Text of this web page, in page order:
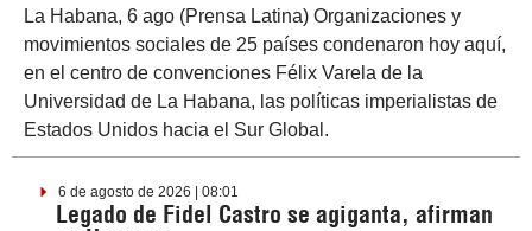
La Habana, 6 ago (Prensa Latina) Organizaciones y
movimientos sociales de 25 países condenaron hoy aquí,
en el centro de convenciones Félix Varela de la
Universidad de La Habana, las políticas imperialistas de
Estados Unidos hacia el Sur Global.
6 de agosto de 2026 | 08:01
Legado de Fidel Castro se agiganta, afirman